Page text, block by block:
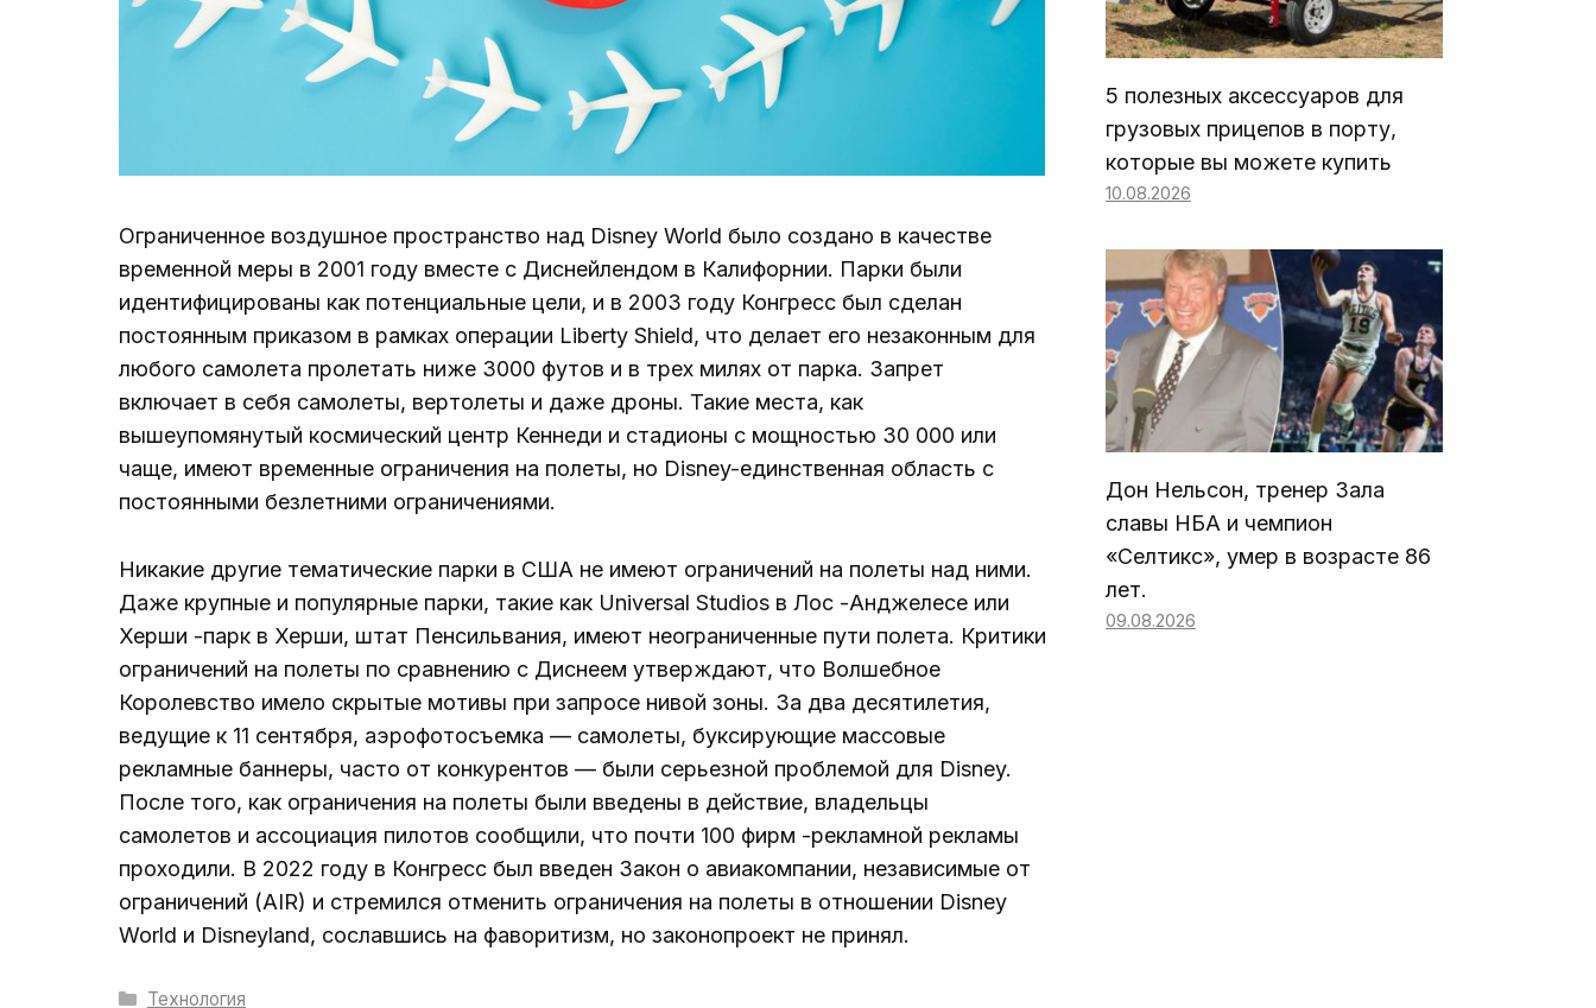
Ограниченное воздушное пространство над Disney World было создано в качестве
временной меры в 2001 году вместе с Диснейлендом в Калифорнии. Парки были
идентифицированы как потенциальные цели, и в 2003 году Конгресс был сделан
постоянным приказом в рамках операции Liberty Shield, что делает его незаконным для
любого самолета пролетать ниже 3000 футов и в трех милях от парка. Запрет
включает в себя самолеты, вертолеты и даже дроны. Такие места, как
вышеупомянутый космический центр Кеннеди и стадионы с мощностью 30 000 или
чаще, имеют временные ограничения на полеты, но Disney-единственная область с
постоянными безлетними ограничениями.
Никакие другие тематические парки в США не имеют ограничений на полеты над ними.
Даже крупные и популярные парки, такие как Universal Studios в Лос -Анджелесе или
Херши -парк в Херши, штат Пенсильвания, имеют неограниченные пути полета. Критики
ограничений на полеты по сравнению с Диснеем утверждают, что Волшебное
Королевство имело скрытые мотивы при запросе нивой зоны. За два десятилетия,
ведущие к 11 сентября, аэрофотосъемка — самолеты, буксирующие массовые
рекламные баннеры, часто от конкурентов — были серьезной проблемой для Disney.
После того, как ограничения на полеты были введены в действие, владельцы
самолетов и ассоциация пилотов сообщили, что почти 100 фирм -рекламной рекламы
проходили. В 2022 году в Конгресс был введен Закон о авиакомпании, независимые от
ограничений (AIR) и стремился отменить ограничения на полеты в отношении Disney
World и Disneyland, сославшись на фаворитизм, но законопроект не принял.
Рубрики
Технология
5 полезных аксессуаров для
грузовых прицепов в порту,
которые вы можете купить
10.08.2026
Дон Нельсон, тренер Зала
славы НБА и чемпион
«Селтикс», умер в возрасте 86
лет.
09.08.2026